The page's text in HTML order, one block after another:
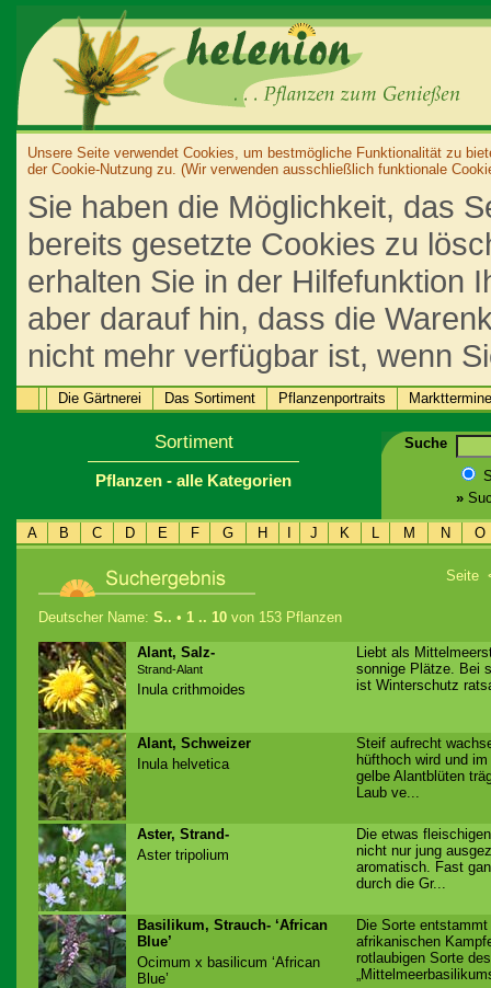
Unsere Seite verwendet Cookies, um bestmögliche Funktionalität zu
der Cookie-Nutzung zu. (Wir verwenden ausschließlich funktionale
Sie haben die Möglichkeit, das
bereits gesetzte Cookies zu
erhalten Sie in der Hilfefunktion
aber darauf hin, dass die
nicht mehr verfügbar ist, wenn
Die Gärtnerei Das Sortiment Pflanzenportraits Markttermine
Sortiment
Pflanzen - alle Kategorien
Suche
»
A B C D E F G H J K L M N O
Seite
Deutscher Name: S.. • 1 .. 10 von 153 Pflanzen
Alant, Salz-
Strand-Alant
Inula crithmoides
Liebt als
sonnige Plätze. Bei
ist Winterschutz
Alant, Schweizer
Inula helvetica
Steif aufrecht
hüfthoch wird und
gelbe Alantblüten
Laub ve...
Aster, Strand-
Aster tripolium
Die etwas
nicht nur jung
aromatisch. Fast
durch die Gr...
Basilikum, Strauch- ‘African
Blue’
Ocimum x basilicum ‘African
Blue’
Die Sorte
afrikanischen
rotlaubigen Sorte des